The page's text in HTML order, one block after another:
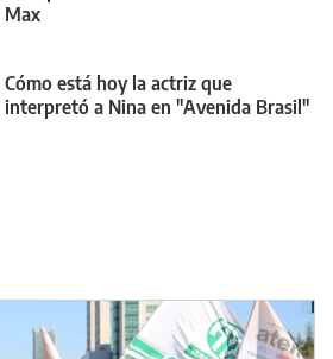
Max
Cómo está hoy la actriz que
interpretó a Nina en "Avenida Brasil"